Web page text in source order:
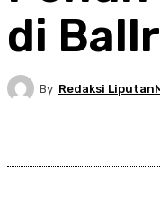
di
By Redaksi